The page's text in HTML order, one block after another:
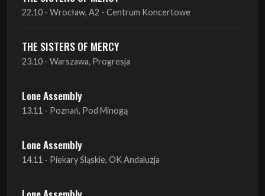
Lone Assembly
Lone Assembly
14.11 - Piekary Śląskie, OK Andaluzja
Lone Assembly
15.11 - Warszawa, Potok